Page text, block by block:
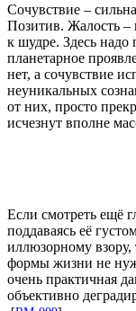
Сочувствие –
Позитив. Жалость –
к шудре. Здесь надо
планетарное
нет, а сочувствие
неуникальных
от них, просто
исчезнут вполне
Если смотреть ещё
поддаваясь её
иллюзорному взору,
формы жизни не
очень практичная
объективно